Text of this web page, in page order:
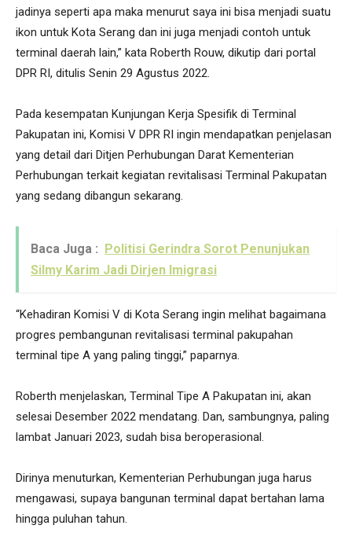
jadinya seperti apa maka menurut saya ini bisa menjadi suatu
ikon untuk Kota Serang dan ini juga menjadi contoh untuk
terminal daerah lain,” kata Roberth Rouw, dikutip dari portal
DPR RI, ditulis Senin 29 Agustus 2022.
Pada kesempatan Kunjungan Kerja Spesifik di Terminal
Pakupatan ini, Komisi V DPR RI ingin mendapatkan penjelasan
yang detail dari Ditjen Perhubungan Darat Kementerian
Perhubungan terkait kegiatan revitalisasi Terminal Pakupatan
yang sedang dibangun sekarang.
Baca Juga : Politisi Gerindra Sorot Penunjukan
Silmy Karim Jadi Dirjen Imigrasi
“Kehadiran Komisi V di Kota Serang ingin melihat bagaimana
progres pembangunan revitalisasi terminal pakupahan
terminal tipe A yang paling tinggi,” paparnya.
Roberth menjelaskan, Terminal Tipe A Pakupatan ini, akan
selesai Desember 2022 mendatang. Dan, sambungnya, paling
lambat Januari 2023, sudah bisa beroperasional.
Dirinya menuturkan, Kementerian Perhubungan juga harus
mengawasi, supaya bangunan terminal dapat bertahan lama
hingga puluhan tahun.